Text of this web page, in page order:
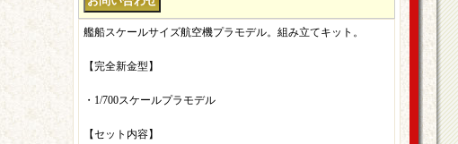
艦船スケールサイズ航空機プラモデル。組み立てキット。
【完全新金型】
・1/700スケールプラモデル
【セット内容】